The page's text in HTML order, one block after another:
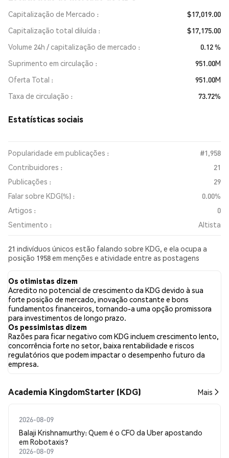
Capitalização de Mercado
$17,019.00
Capitalização total diluída
$17,175.00
Volume 24h / capitalização de mercado
0.12 %
Suprimento em circulação
951.00M
Oferta Total
951.00M
Taxa de circulação
73.72%
Estatísticas sociais
Popularidade em publicações :
#1,958
Contribuidores :
21
Publicações :
29
Falar sobre KDG(%) :
0.00%
Artigos :
0
Sentimento :
Altista
21 indivíduos únicos estão falando sobre KDG, e ela ocupa a
posição 1958 em menções e atividade entre as postagens
em todas as redes sociais foi Altista. Por fim, foram publicados
0 artigos de notícias sobre KDG. No Twitter, 33.33% dos tweets
apresentaram um sentimento otimista em comparação com
33.33% dos tweets com sentimento pessimista sobre KDG.
33.33% dos tweets foram neutros em relação a KDG. Esses
sentimentos são baseados em 1 tweets.
Os otimistas dizem
Acredito no potencial de crescimento da KDG devido à sua
forte posição de mercado, inovação constante e bons
fundamentos financeiros, tornando-a uma opção promissora
para investimentos de longo prazo.
Os pessimistas dizem
Razões para ficar negativo com KDG incluem crescimento lento,
concorrência forte no setor, baixa rentabilidade e riscos
regulatórios que podem impactar o desempenho futuro da
empresa.
Academia KingdomStarter (KDG) Mais
2026-08-09
Balaji Krishnamurthy: Quem é o CFO da Uber apostando
em Robotaxis?
2026-08-09